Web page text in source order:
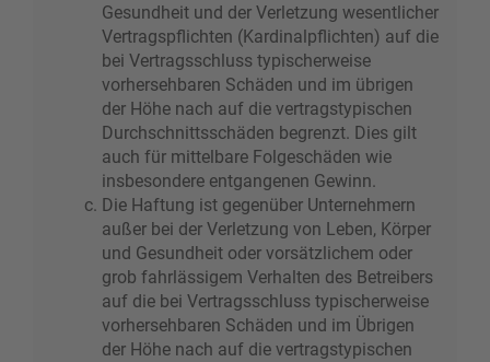
Gesundheit und der Verletzung wesentlicher
Vertragspflichten (Kardinalpflichten) auf die
bei Vertragsschluss typischerweise
vorhersehbaren Schäden und im übrigen
der Höhe nach auf die vertragstypischen
Durchschnittsschäden begrenzt. Dies gilt
auch für mittelbare Folgeschäden wie
insbesondere entgangenen Gewinn.
Die Haftung ist gegenüber Unternehmern
außer bei der Verletzung von Leben, Körper
und Gesundheit oder vorsätzlichem oder
grob fahrlässigem Verhalten des Betreibers
auf die bei Vertragsschluss typischerweise
vorhersehbaren Schäden und im Übrigen
der Höhe nach auf die vertragstypischen